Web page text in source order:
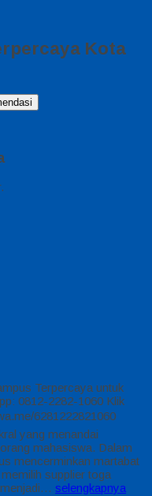
Kota
Terpercaya untuk
0812-2282-1060 Klik
6281222821060
yang menandai
mahasiswa. Dalam
mencerminkan martabat
supplier toga
selengkapnya